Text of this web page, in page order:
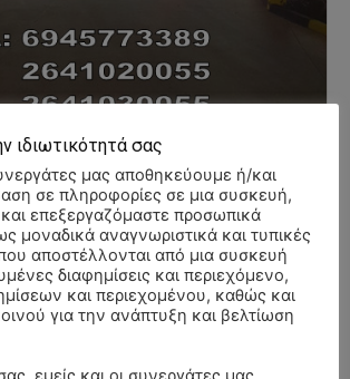
- Advertisment -
ιδιωτικότητά σας
μας αποθηκεύουμε ή/και
σε πληροφορίες σε μια συσκευή,
επεξεργαζόμαστε προσωπικά
μοναδικά αναγνωριστικά και τυπικές
αποστέλλονται από μια συσκευή
διαφημίσεις και περιεχόμενο,
και περιεχομένου, καθώς και
για την ανάπτυξη και βελτίωση